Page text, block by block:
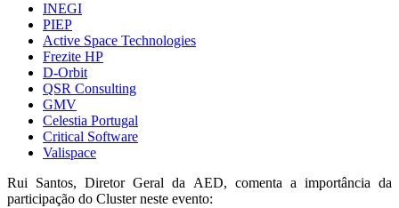
INEGI
PIEP
Active Space Technologies
Frezite HP
D-Orbit
QSR Consulting
GMV
Celestia Portugal
Critical Software
Valispace
Rui Santos, Diretor Geral da AED, comenta a importância da
participação do Cluster neste evento: